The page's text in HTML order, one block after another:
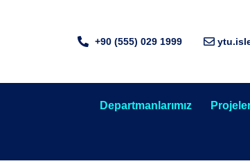
+90 (555) 029 1999
Departmanlarımız